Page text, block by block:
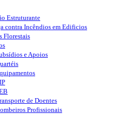
Estruturante
contra Incêndios em Edificios
Florestais
e Apoios
de Doentes
Profissionais